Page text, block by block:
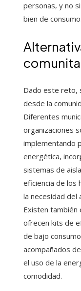
personas, y no
bien de consumo.
Dado este reto,
desde la
Diferentes
organizaciones
implementando
energética,
sistemas de
eficiencia de los
la necesidad del
Existen
ofrecen kits de
de bajo
acompañados
el uso de la
comodidad.